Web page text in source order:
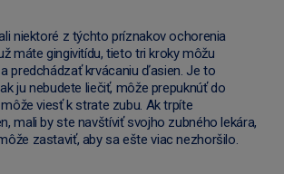
niektoré z týchto príznakov ochorenia
máte gingivitídu, tieto tri kroky môžu
predchádzať krvácaniu ďasien. Je to
ju nebudete liečiť, môže prepuknúť do
viesť k strate zubu. Ak trpíte
mali by ste navštíviť svojho zubného lekára,
zastaviť, aby sa ešte viac nezhoršilo.